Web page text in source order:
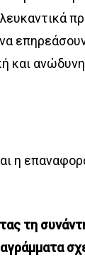
ανώδυνη
η
τη